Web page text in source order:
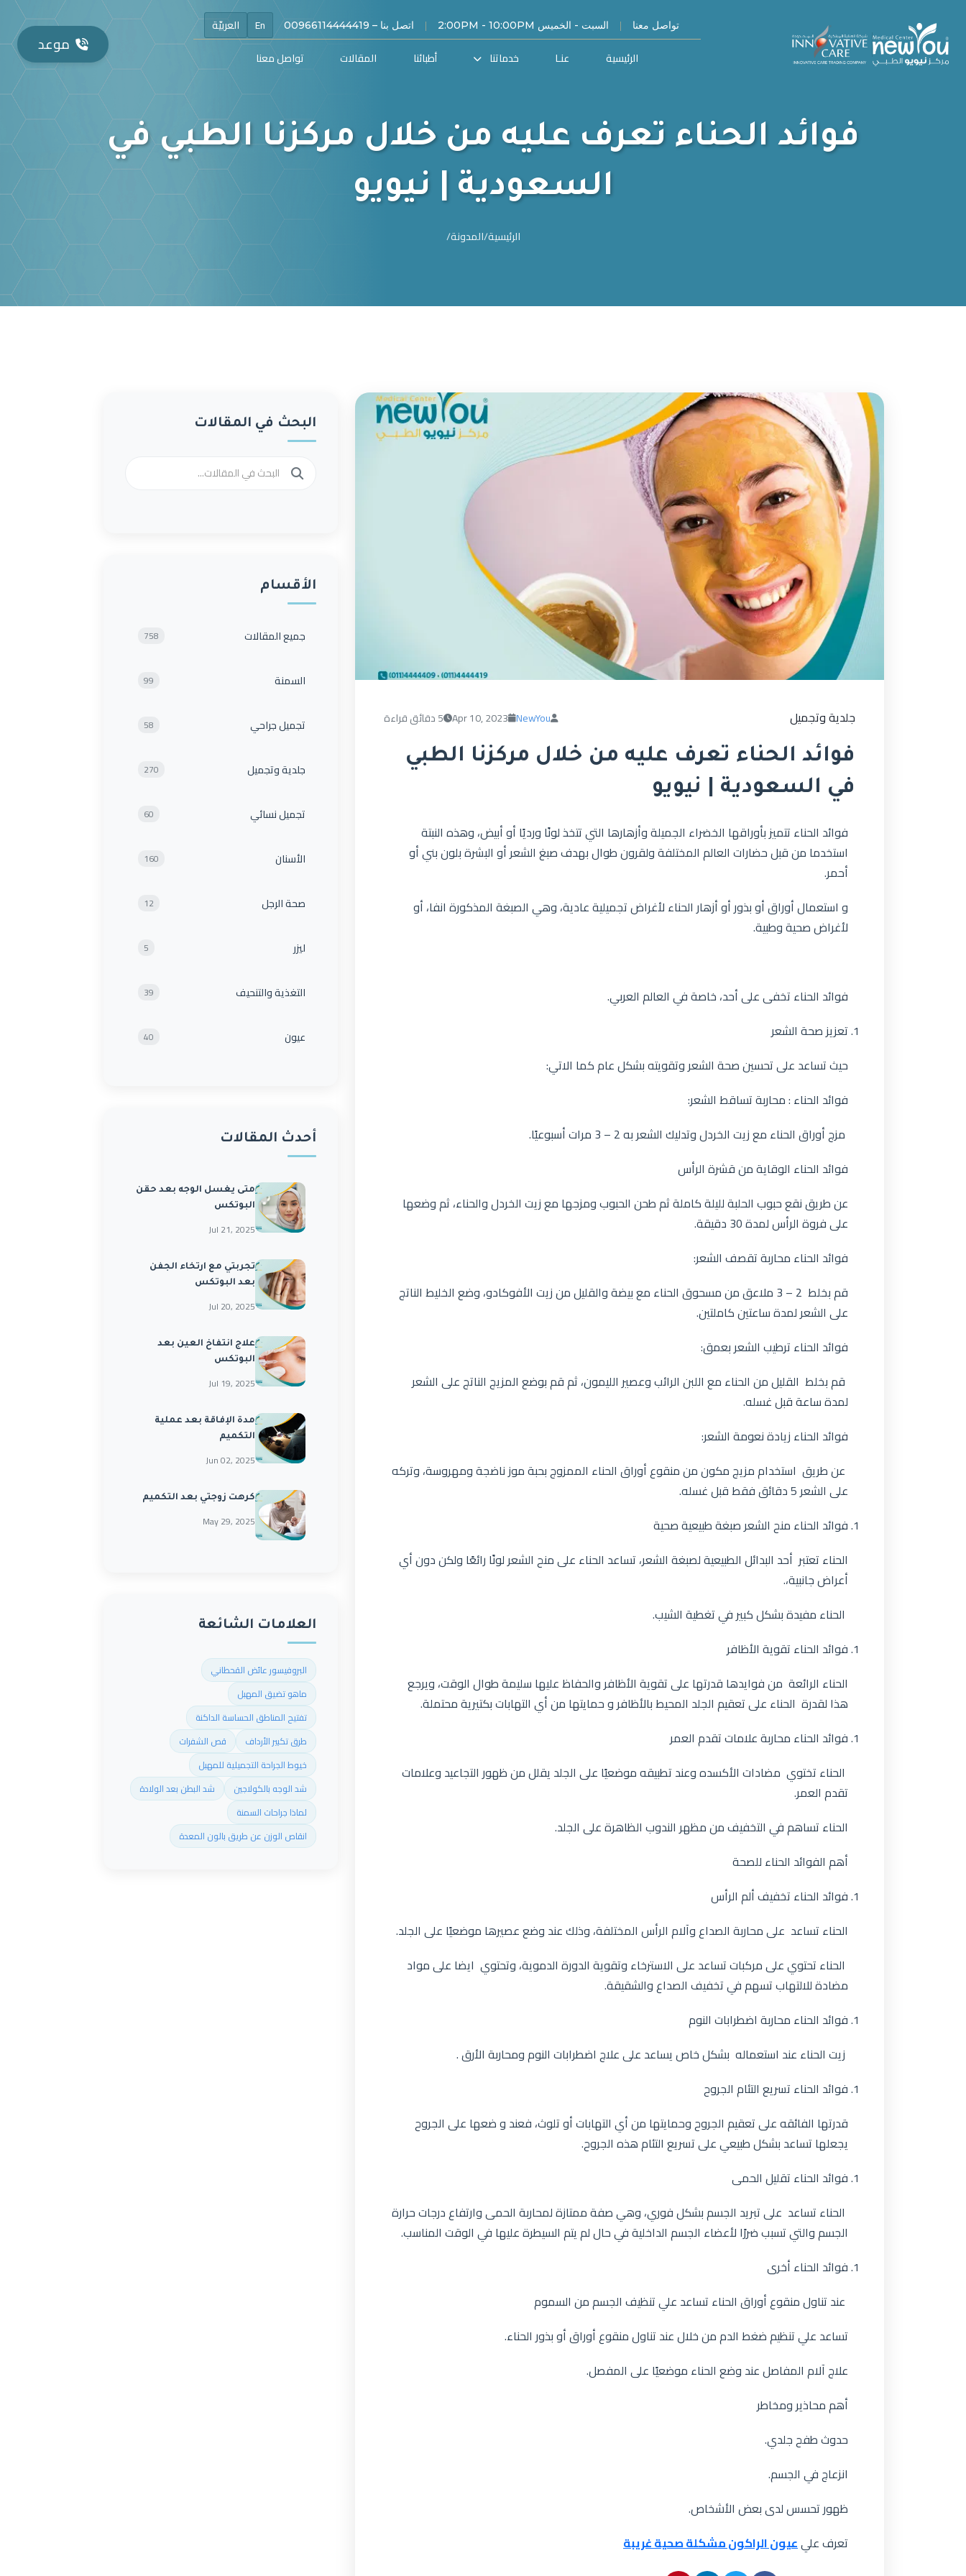
تواصل معنا | السبت - الخميس 2:00PM - 10:00PM | اتصل بنا – 00966114444419 En
العربيّة
الرئيسية
عنـا خدماتنا أطبائنا المقالات تواصل معنا
موعد
فوائد الحناء تعرف عليه من خلال مركزنا الطبي في
السعودية | نيويو
الرئيسية/المدونة/
جلدية وتجميل NewYou
Apr 10, 2023 5 دقائق قراءة
فوائد الحناء تعرف عليه من خلال مركزنا الطبي
في السعودية | نيويو
فوائد الحناء تتميز بأوراقها الخضراء الجميلة وأزهارها التي تتخذ لونًا ورديًا أو أبيض، وهذه النبتة
استخدما من قبل حضارات العالم المختلفة ولقرون طوال بهدف صبغ الشعر أو البشرة بلون بني أو
أحمر.
و استعمال أوراق أو بذور أو أزهار الحناء لأغراض تجميلية عادية، وهي الصبغة المذكورة انفا، أو
لأغراض صحية وطبية.
فوائد الحناء تخفى على أحد، خاصة في العالم العربي.
تعزيز صحة الشعر
حيث تساعد على تحسين صحة الشعر وتقويته بشكل عام كما الاتي:
فوائد الحناء : محاربة تساقط الشعر:
مزج أوراق الحناء مع زيت الخردل وتدليك الشعر به 2 – 3 مرات أسبوعيًا.
فوائد الحناء الوقاية من قشرة الرأس
عن طريق نقع حبوب الحلبة لليلة كاملة ثم طحن الحبوب ومزجها مع زيت الخردل والحناء، ثم وضعها
على فروة الرأس لمدة 30 دقيقة.
فوائد الحناء محاربة تقصف الشعر:
قم بخلط 2 – 3 ملاعق من مسحوق الحناء مع بيضة والقليل من زيت الأفوكادو، وضع الخليط الناتج
على الشعر لمدة ساعتين كاملتين.
فوائد الحناء ترطيب الشعر بعمق:
قم بخلط القليل من الحناء مع اللبن الرائب وعصير الليمون، ثم قم بوضع المزيج الناتج على الشعر
لمدة ساعة قبل غسله.
فوائد الحناء زيادة نعومة الشعر:
عن طريق استخدام مزيج مكون من منقوع أوراق الحناء الممزوج بحبة موز ناضجة ومهروسة، وتركه
على الشعر 5 دقائق فقط قبل غسله.
فوائد الحناء منح الشعر صبغة طبيعية صحية
الحناء تعتبر أحد البدائل الطبيعية لصبغة الشعر، تساعد الحناء على منح الشعر لونًا رائعًا ولكن دون أي
أعراض جانبية،.
الحناء مفيدة بشكل كبير في تغطية الشيب.
فوائد الحناء تقوية الأظافر
الحناء الرائعة من فوايدها قدرتها على تقوية الأظافر والحفاظ عليها سليمة طوال الوقت، ويرجع
هذا لقدرة الحناء على تعقيم الجلد المحيط بالأظافر و حمايتها من أي التهابات بكتيرية محتملة.
فوائد الحناء محاربة علامات تقدم العمر
الحناء تختوي مضادات الأكسده وعند تطبيقه موضعيًا على الجلد يقلل من ظهور التجاعيد وعلامات
تقدم العمر.
الحناء تساهم في التخفيف من مظهر الندوب الظاهرة على الجلد.
أهم الفوائد الحناء للصحة
فوائد الحناء تخفيف ألم الرأس
الحناء تساعد على محاربة الصداع وآلام الرأس المختلفة، وذلك عند وضع عصيرها موضعيًا على الجلد.
الحناء تحتوي على مركبات تساعد على الاسترخاء وتقوية الدورة الدموية، وتحتوي ايضا على مواد
مضادة للالتهاب تسهم في تخفيف الصداع والشقيقة.
فوائد الحناء محاربة اضطرابات النوم
زيت الحناء عند استعماله بشكل خاص يساعد على علاج اضطرابات النوم ومحاربة الأرق .
فوائد الحناء تسريع التئام الجروح
قدرتها الفائقه على تعقيم الجروح وحمايتها من أي التهابات أو تلوث، فعند و ضعها على الجروح
يجعلها تساعد بشكل طبيعي على تسريع التئام هذه الجروح.
فوائد الحناء تقليل الحمى
الحناء تساعد على تبريد الجسم بشكل فوري، وهي صفة ممتازة لمحاربة الحمى وارتفاع درجات حرارة
الجسم والتي تسبب ضررًا لأعضاء الجسم الداخلية في حال لم يتم السيطرة عليها في الوقت المناسب.
فوائد الحناء أخرى
عند تناول منقوع أوراق الحناء تساعد علي تنظيف الجسم من السموم
تساعد علي تنظيم ضغط الدم من خلال عند تناول منقوع أوراق أو بذور الحناء.
علاج آلام المفاصل عند وضع الحناء موضعيًا على المفصل.
أهم محاذير ومخاطر
حدوث طفح جلدي.
انزعاج في الجسم.
ظهور تحسس لدى بعض الأشخاص.
تعرف عليعيون الراكون مشكلة صحية غريبة
البحث في المقالات
الأقسام
جميع المقالات 758
السمنة 99
تجميل جراحي 58
جلدية وتجميل 270
تجميل نسائي 60
الأسنان 160
صحة الرجل 12
ليزر 5
التغذية والتنحيف 39
عيون 40
أحدث المقالات
متى يغسل الوجه بعد حقن
البوتكس
Jul 21, 2025
تجربتي مع ارتخاء الجفن
بعد البوتكس
Jul 20, 2025
علاج انتفاخ العين بعد
البوتكس
Jul 19, 2025
مدة الإفاقة بعد عملية
التكميم
Jun 02, 2025
كرهت زوجتي بعد التكميم
May 29, 2025
العلامات الشائعة
البروفيسور عائض القحطاني
ماهو تضيق المهبل
تفتيح المناطق الحساسة الداكنة
طرق تكبير الأرداف
قص الشفرات
خيوط الجراحة التجميلية للمهبل
شد الوجه بالكولاجين
شد البطن بعد الولادة
لماذا جراحات السمنة
انقاص الوزن عن طريق بالون المعدة